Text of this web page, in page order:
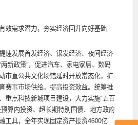
需求潜力，夯实经济回升向好基础
发展首发经济、银发经济、夜间经济
新政策”，促进汽车、家电家居、数码
市直公共文化场馆延时开放常态化，扩
赛事市场供给。提高投资效益。统筹推
重点科技新城项目建设，大力实施“五百
算内投资、超长期特别国债、地方政府
工具，全年实现固定资产投资4600亿